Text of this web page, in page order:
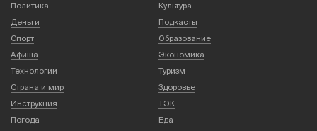
Политика
Культура
Деньги
Подкасты
Спорт
Образование
Афиша
Экономика
Технологии
Туризм
Страна и мир
Здоровье
Инструкция
ТЭК
Погода
Еда